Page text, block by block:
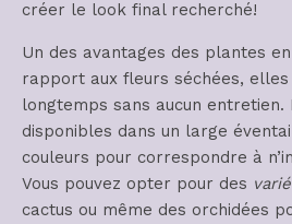
créer le look final recherché!
Un des avantages des plantes
rapport aux fleurs séchées,
longtemps sans aucun
disponibles dans un large
couleurs pour correspondre à
Vous pouvez opter pour des
cactus ou même des orchidées